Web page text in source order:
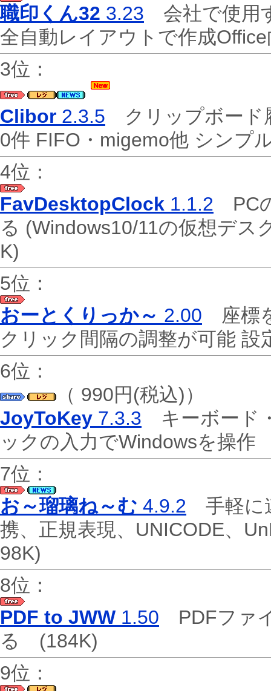
職印くん32 3.23 会社で使用
全自動レイアウトで作成
3位：
Clibor 2.3.5 クリップボード
0件 FIFO・migemo他 シン
4位：
FavDesktopClock 1.1.2 PC
る (Windows10/11の仮想デ
K)
5位：
おーとくりっか～ 2.00 座標
クリック間隔の調整が可能
6位：
（ 990円(税込)）
JoyToKey 7.3.3 キーボード
ックの入力でWindowsを操
7位：
お～瑠璃ね～む 4.9.2 手軽に
携、正規表現、UNICODE、
98K)
8位：
PDF to JWW 1.50 PDFファ
る (184K)
9位：